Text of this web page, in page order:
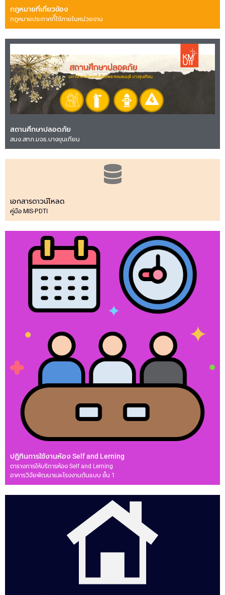
กฎหมายที่เกี่ยวข้อง
กฎหมายประกาศทีี่ใช้ภายในหน่วยงาน
สถานศึกษาปลอดภัย
สนง.สทภ.มจธ.บางขุนเทียน
เอกสารดาวน์โหลด
คู่มือ MIS-PDTI
ปฏิทินการใช้งานห้อง Self and Lerning
ตารางการให้บริการห้อง Self and Lerning
อาคารวิจัยพัฒนาและโรงงานต้นแบบ ชั้น 1